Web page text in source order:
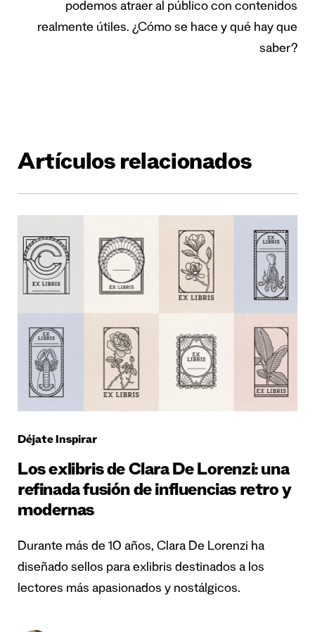
podemos atraer al público con contenidos
realmente útiles. ¿Cómo se hace y qué hay que
saber?
Artículos relacionados
Déjate Inspirar
Los exlibris de Clara De Lorenzi: una
refinada fusión de influencias retro y
modernas
Durante más de 10 años, Clara De Lorenzi ha
diseñado sellos para exlibris destinados a los
lectores más apasionados y nostálgicos.